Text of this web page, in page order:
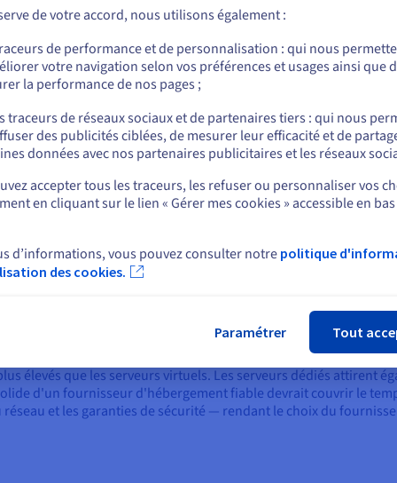
partir de composants haut de gamme. Ils proposent des
utilisant le modèle d'hébergement sur serveur dédié, les
et de conformité. Les clients qui ont construit leur
des personnalisations qui seraient impossibles dans un
d'exploitation et les applications logicielles donne aux
pour créer leur propre private cloud, qui s’étend au-delà
fournissant du contenu local dans différentes villes du
de ses villes cibles et les connecter ensemble. Cela
leur serveur local, minimisant la latence et offrant la
à l'hébergement cloud standard ou aux solutions de serveurs
service (SLA) et support
d'hébergement cloud offrent aux clients pour indiquer le temps
offrent des SLA variés pour leurs offres de serveurs,
élevés que les serveurs virtuels. Les serveurs dédiés attirent
d'un fournisseur d'hébergement fiable devrait couvrir le
et les garanties de sécurité — rendant le choix du
us.ovhcloud.com/learn Anglais USD - $
ou
sur le site actuel
un autre site web
de votre accord, nous utilisons également :
de performance et de personnalisation : qui nous
votre navigation selon vos préférences et usages ainsi que
la performance de nos pages ;
traceurs de réseaux sociaux et de partenaires tiers : qui nous
des publicités ciblées, de mesurer leur efficacité et de
données avec nos partenaires publicitaires et les réseaux
accepter tous les traceurs, les refuser ou personnaliser vos
en cliquant sur le lien « Gérer mes cookies » accessible en
d’informations, vous pouvez consulter notre politique
des cookies.
Paramétrer Tout